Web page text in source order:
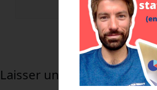
Laisser un commentaire